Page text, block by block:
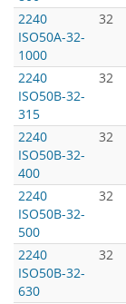
2240
ISO50A-32-
1000
32
2240
ISO50B-32-
315
32
2240
ISO50B-32-
400
32
2240
ISO50B-32-
500
32
2240
ISO50B-32-
630
32